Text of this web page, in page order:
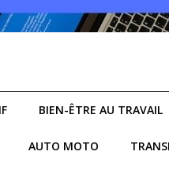
BIEN-ÊTRE AU TRAVAIL
AUTO MOTO